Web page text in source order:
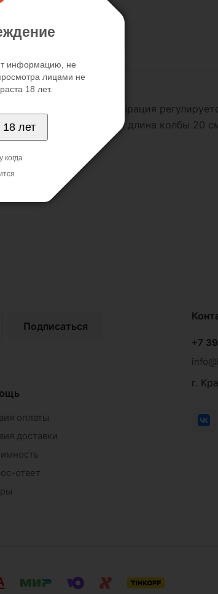
части колбы. Вибрация
23,5 см, рабочая длина колбы 20
Подписаться
оплаты
доставки
ответ
+7
г.
информацию, не
лицами не
18 лет.
лет
когда